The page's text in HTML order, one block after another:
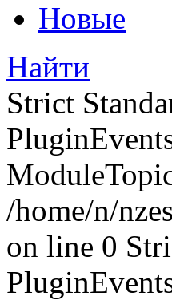
Новые
Найти
Strict
/home/n/
on line 0